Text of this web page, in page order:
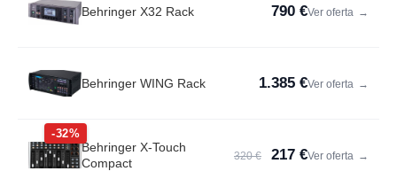
Behringer X32 Rack 790 €Ver oferta →
Behringer WING Rack 1.385 €Ver oferta →
-32%
Behringer X-Touch
Compact
320 € 217 €Ver oferta →